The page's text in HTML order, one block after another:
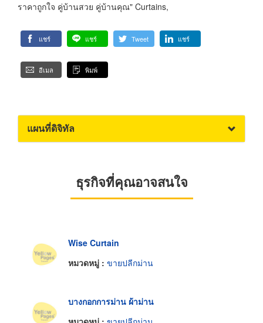
ราคาถูกใจ คู่บ้านสวย คู่บ้านคุณ" Curtains,
แชร์ แชร์ Tweet แชร์
อีเมล พิมพ์
แผนที่ดิจิทัล
ธุรกิจที่คุณอาจสนใจ
Wise Curtain
หมวดหมู่ : ขายปลีกม่าน
บางกอกการม่าน ผ้าม่าน